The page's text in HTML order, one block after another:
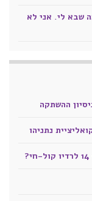
שבא לי. אני לא
נתניהו